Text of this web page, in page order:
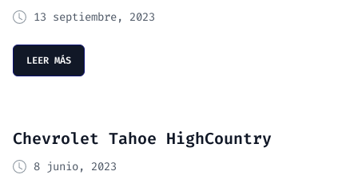
13 septiembre, 2023
LEER MÁS
Chevrolet Tahoe HighCountry
8 junio, 2023